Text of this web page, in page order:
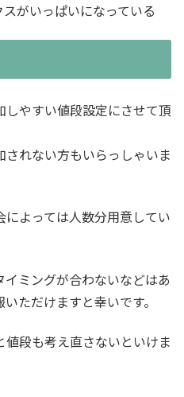
がいっぱいになっている
やすい値段設定にさせて頂
れない方もいらっしゃいま
よっては人数分用意してい
ミングが合わないなどはあ
ただけますと幸いです。
段も考え直さないといけま